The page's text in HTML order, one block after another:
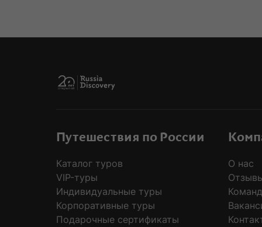
Путешествия по России
Каталог туров
VIP-туры
Индивидуальные туры
Корпоративные туры
Подарочные сертификаты
О нас